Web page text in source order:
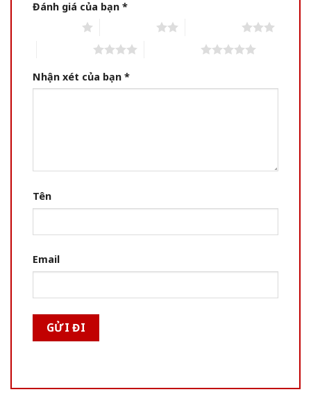
Đánh giá của bạn *
Nhận xét của bạn *
Tên
Email